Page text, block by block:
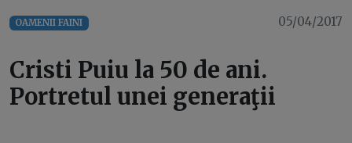
OAMENII FAINI 05/04/2017
Cristi Puiu la 50 de ani.
Portretul unei generaţii